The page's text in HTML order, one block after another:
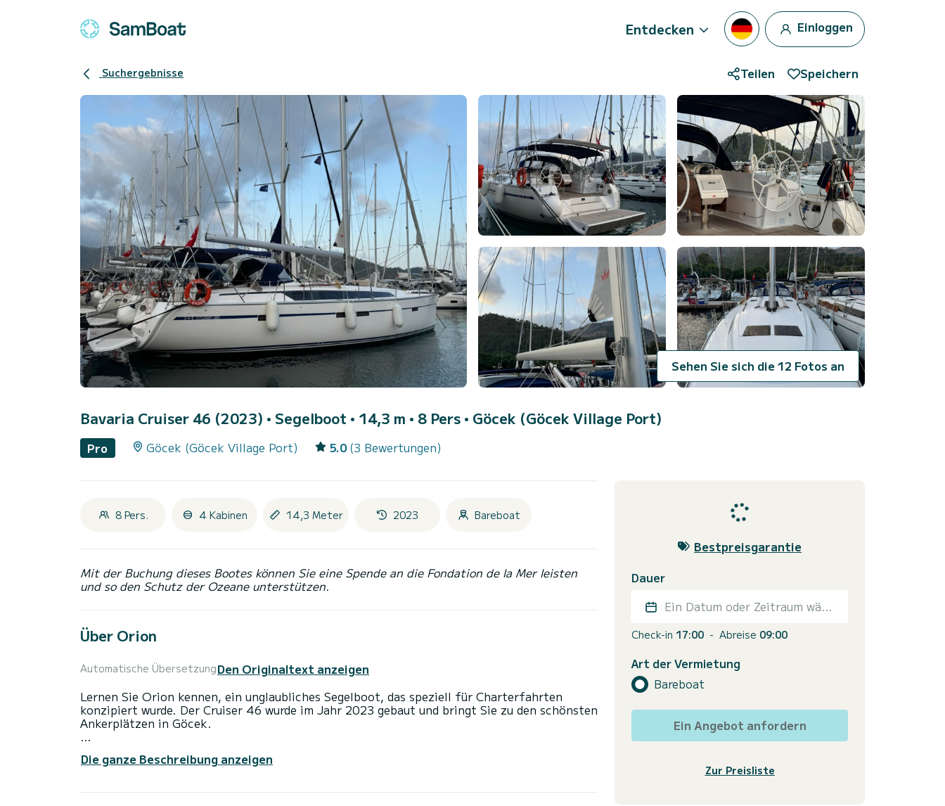
Entdecken Einloggen
Suchergebnisse Teilen Speichern
Sehen Sie sich die 12 Fotos an
Bavaria Cruiser 46 (2023) • Segelboot • 14,3 m • 8 Pers • Göcek (Göcek Village Port)
Pro Göcek (Göcek Village Port) 5.0 (3 Bewertungen)
8 Pers. 4 Kabinen 14,3 Meter 2023 Bareboat
Mit der Buchung dieses Bootes können Sie eine Spende an die Fondation de la Mer leisten
und so den Schutz der Ozeane unterstützen.
Über Orion
Automatische ÜbersetzungDen Originaltext anzeigen
Lernen Sie Orion kennen, ein unglaubliches Segelboot, das speziell für Charterfahrten
konzipiert wurde. Der Cruiser 46 wurde im Jahr 2023 gebaut und bringt Sie zu den schönsten
Ankerplätzen in Göcek.
einer Gesamtlänge von 14 Metern und 75 PS wird es Ihr bester Freund sein, wenn Sie
Die ganze Beschreibung anzeigen
Bestpreisgarantie
Dauer
Ein Datum oder Zeitraum wählen
Check-in 17:00 - Abreise 09:00
Art der Vermietung
Bareboat
Ein Angebot anfordern
Zur Preisliste